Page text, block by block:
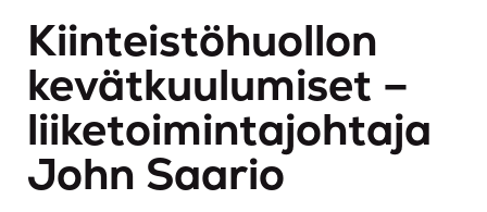
Kiinteistöhuollon
kevätkuulumiset –
liiketoimintajohtaja
John Saario